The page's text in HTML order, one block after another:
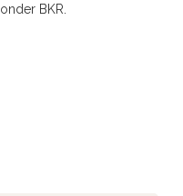
BKR.